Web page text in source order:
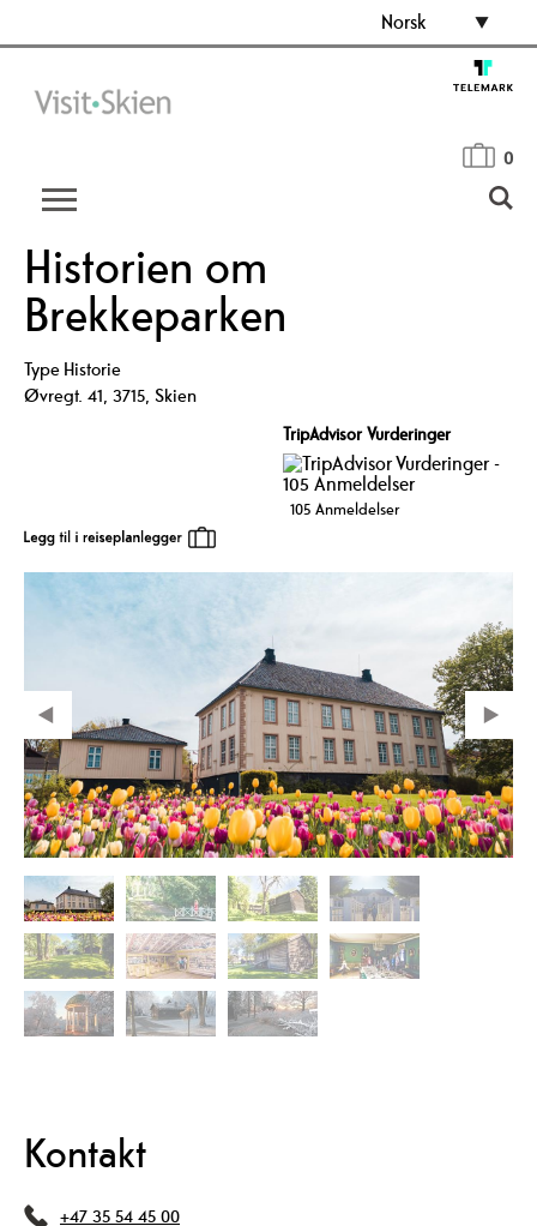
Norsk
0
Historien om
Brekkeparken
TypeHistorie
Øvregt. 41, 3715, Skien
TripAdvisor Vurderinger
105 Anmeldelser
Kontakt
+47 35 54 45 00